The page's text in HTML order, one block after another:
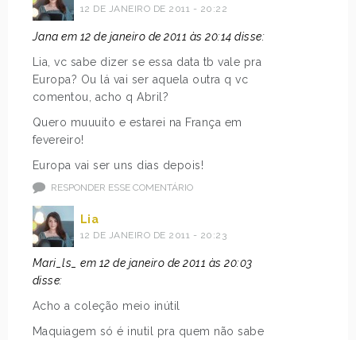
12 DE JANEIRO DE 2011 - 20:22
Jana em 12 de janeiro de 2011 às 20:14 disse:
Lia, vc sabe dizer se essa data tb vale pra
Europa? Ou lá vai ser aquela outra q vc
comentou, acho q Abril?
Quero muuuito e estarei na França em
fevereiro!
Europa vai ser uns dias depois!
RESPONDER ESSE COMENTÁRIO
Lia
12 DE JANEIRO DE 2011 - 20:23
Mari_ls_ em 12 de janeiro de 2011 às 20:03
disse:
Acho a coleção meio inútil
Maquiagem só é inutil pra quem não sabe